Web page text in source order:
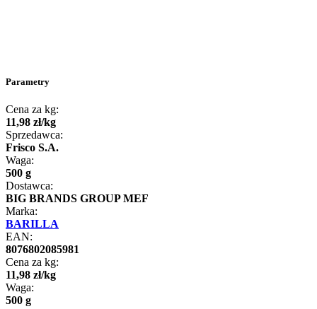
Parametry
Cena za kg:
11,98 zł/kg
Sprzedawca:
Frisco S.A.
Waga:
500 g
Dostawca:
BIG BRANDS GROUP MEF
Marka:
BARILLA
EAN:
8076802085981
Cena za kg:
11,98 zł/kg
Waga:
500 g